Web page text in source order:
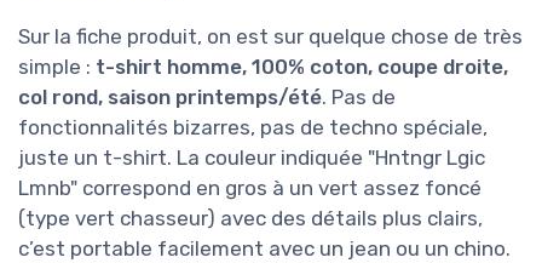
Sur la fiche produit, on est sur quelque chose de très
simple : t-shirt homme, 100% coton, coupe droite,
col rond, saison printemps/été. Pas de
fonctionnalités bizarres, pas de techno spéciale,
juste un t-shirt. La couleur indiquée "Hntngr Lgic
Lmnb" correspond en gros à un vert assez foncé
(type vert chasseur) avec des détails plus clairs,
c’est portable facilement avec un jean ou un chino.